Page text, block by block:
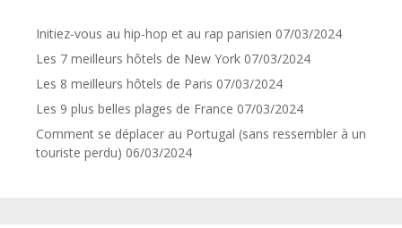
Initiez-vous au hip-hop et au rap parisien 07/03/2024
Les 7 meilleurs hôtels de New York 07/03/2024
Les 8 meilleurs hôtels de Paris 07/03/2024
Les 9 plus belles plages de France 07/03/2024
Comment se déplacer au Portugal (sans ressembler à un
touriste perdu) 06/03/2024